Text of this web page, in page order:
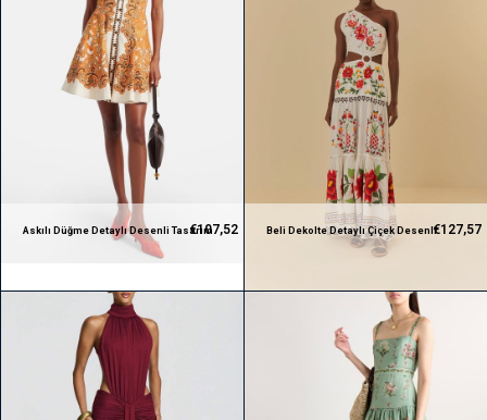
Askılı Düğme Detaylı Desenli Tasarım€107,52
Beli Dekolte Detaylı Çiçek Desenli
Beyaz Maksi Tasarım Elbise
€127,57